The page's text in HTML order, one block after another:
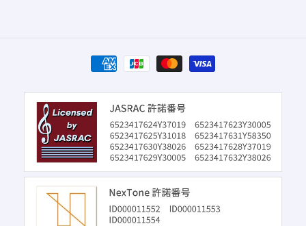
決
済
方
法